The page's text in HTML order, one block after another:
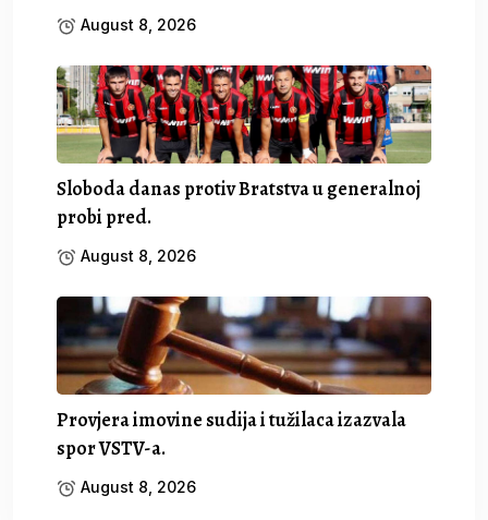
August 8, 2026
Sloboda danas protiv Bratstva u generalnoj
probi pred.
August 8, 2026
Provjera imovine sudija i tužilaca izazvala
spor VSTV-a.
August 8, 2026